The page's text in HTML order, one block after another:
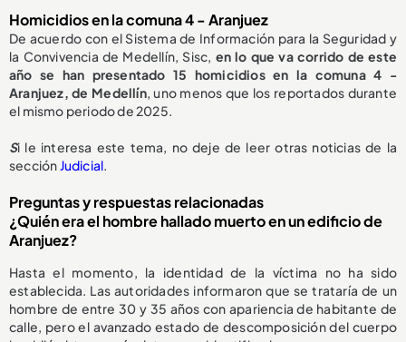
Homicidios en la comuna 4 - Aranjuez
De acuerdo con el Sistema de Información para la Seguridad y
la Convivencia de Medellín, Sisc, en lo que va corrido de este
año se han presentado 15 homicidios en la comuna 4 -
Aranjuez, de Medellín, uno menos que los reportados durante
el mismo periodo de 2025.
Si le interesa este tema, no deje de leer otras noticias de la
secciónJudicial.
Preguntas y respuestas relacionadas
¿Quién era el hombre hallado muerto en un edificio de
Aranjuez?
Hasta el momento, la identidad de la víctima no ha sido
establecida. Las autoridades informaron que se trataría de un
hombre de entre 30 y 35 años con apariencia de habitante de
calle, pero el avanzado estado de descomposición del cuerpo